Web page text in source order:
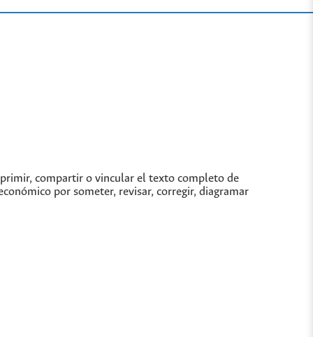
compartir o vincular el texto completo de
por someter, revisar, corregir, diagramar